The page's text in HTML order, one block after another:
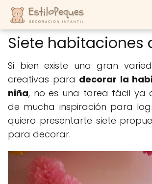
Siete habitaciones
Si bien existe una gran
creativas para decorar la
niña, no es una tarea fácil ya
de mucha inspiración para
quiero presentarte siete
para decorar.